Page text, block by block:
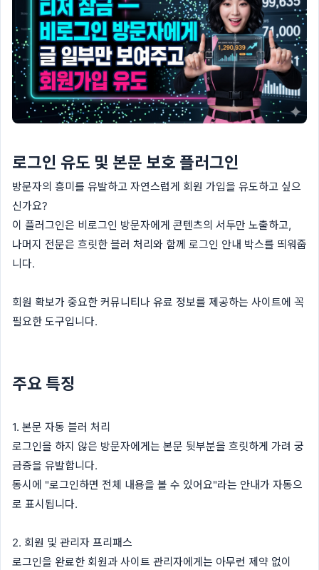
로그인 유도 및 본문 보호 플러그인
방문자의 흥미를 유발하고 자연스럽게 회원 가입을 유도하고 싶으
신가요?
이 플러그인은 비로그인 방문자에게 콘텐츠의 서두만 노출하고,
나머지 전문은 흐릿한 블러 처리와 함께 로그인 안내 박스를 띄워줍
니다.
회원 확보가 중요한 커뮤니티나 유료 정보를 제공하는 사이트에 꼭
필요한 도구입니다.
주요 특징
1. 본문 자동 블러 처리
로그인을 하지 않은 방문자에게는 본문 뒷부분을 흐릿하게 가려 궁
금증을 유발합니다.
동시에 "로그인하면 전체 내용을 볼 수 있어요"라는 안내가 자동으
로 표시됩니다.
2. 회원 및 관리자 프리패스
로그인을 완료한 회원과 사이트 관리자에게는 아무런 제약 없이